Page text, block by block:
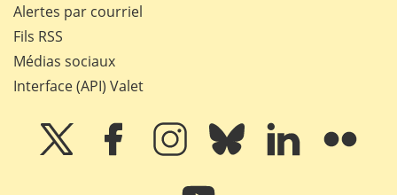
Alertes par courriel
Fils RSS
Médias sociaux
Interface (API) Valet